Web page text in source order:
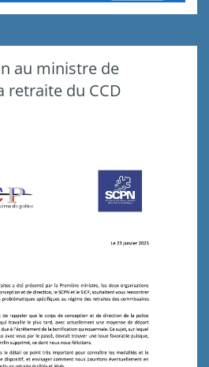
au ministre de
retraite du CCD